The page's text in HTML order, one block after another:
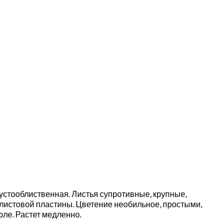
Листья супротивные, крупные,
пластины. Цветение необильное, простыми,
Растет медленно.